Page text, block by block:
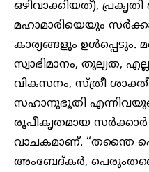
ഒഴിവാക്കിയത്),
മഹാമാരിയെയും
കാര്യങ്ങളും ഉൾപ്പെടും.
സ്വാഭിമാനം, തുല്യത,
വികസനം, സ്ത്രീ
സഹാനുഭൂതി
രൂപീകൃതമായ
വാചകമാണ്. “തന്തൈ
അംബേദ്കർ,